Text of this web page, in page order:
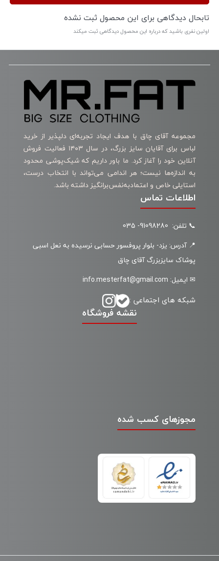
تابحال دیدگاهی برای این محصول ثبت نشده
اولین نفری باشید که درباره این محصول دیدگاهی ثبت میکند
مجموعه آقای چاق با هدف ایجاد تجربه‌ای دلپذیر از خرید
لباس برای آقایان سایز بزرگ، در سال ۱۴۰۳ فعالیت فروش
آنلاین خود را آغاز کرد. ما باور داریم که شیک‌پوشی محدود
به اندازه‌ها نیست؛ هر اندامی می‌تواند با انتخاب درست،
استایلی خاص و اعتمادبه‌نفس‌برانگیز داشته باشد.
مجوزهای کسب شده
اطلاعات تماس
📞 تلفن: 91098280- 035
📍 آدرس: یزد- بلوار پروفسور حسابی نرسیده به نعل اسبی
پوشاک سایزبزرگ آقای چاق
✉ ایمیل: info.mesterfat@gmail.com
شبکه های اجتماعی :
نقشه فروشگاه